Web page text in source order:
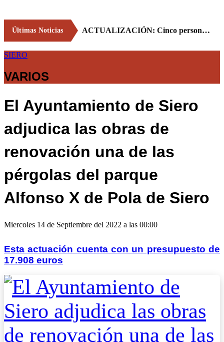
Últimas Noticias ACTUALIZACIÓN: Cinco personas resultan heridas leves tras un accidente en una atracción ferial en Lieres
SIERO
VARIOS
El Ayuntamiento de Siero
adjudica las obras de
renovación una de las
pérgolas del parque
Alfonso X de Pola de Siero
Miercoles 14 de Septiembre del 2022 a las 00:00
Esta actuación cuenta con un presupuesto de
17.908 euros